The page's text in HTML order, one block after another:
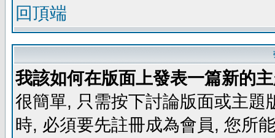
回頂端
我該如何在版面上發表一篇新的
很簡單, 只需按下討論版面或主
時, 必須要先註冊成為會員, 您所